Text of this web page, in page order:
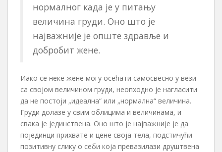
нормалног када је у питању
величина груди. Оно што је
најважније је опште здравље и
добробит жене.
Иако се неке жене могу осећати самосвесно у вези
са својом величином груди, неопходно је нагласити
да не постоји „идеална“ или „нормална“ величина.
Груди долазе у свим облицима и величинама, и
свака је јединствена. Оно што је најважније је да
појединци прихвате и цене своја тела, подстичући
позитивну слику о себи која превазилази друштвена